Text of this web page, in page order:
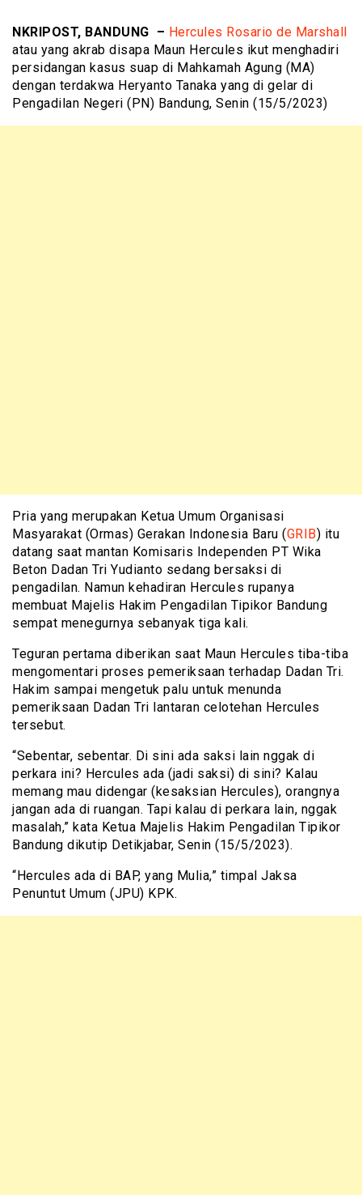
NKRIPOST, BANDUNG – Hercules Rosario de Marshall
atau yang akrab disapa Maun Hercules ikut menghadiri
persidangan kasus suap di Mahkamah Agung (MA)
dengan terdakwa Heryanto Tanaka yang di gelar di
Pengadilan Negeri (PN) Bandung, Senin (15/5/2023)
Pria yang merupakan Ketua Umum Organisasi
Masyarakat (Ormas) Gerakan Indonesia Baru (GRIB) itu
datang saat mantan Komisaris Independen PT Wika
Beton Dadan Tri Yudianto sedang bersaksi di
pengadilan. Namun kehadiran Hercules rupanya
membuat Majelis Hakim Pengadilan Tipikor Bandung
sempat menegurnya sebanyak tiga kali.
Teguran pertama diberikan saat Maun Hercules tiba-tiba
mengomentari proses pemeriksaan terhadap Dadan Tri.
Hakim sampai mengetuk palu untuk menunda
pemeriksaan Dadan Tri lantaran celotehan Hercules
tersebut.
“Sebentar, sebentar. Di sini ada saksi lain nggak di
perkara ini? Hercules ada (jadi saksi) di sini? Kalau
memang mau didengar (kesaksian Hercules), orangnya
jangan ada di ruangan. Tapi kalau di perkara lain, nggak
masalah,” kata Ketua Majelis Hakim Pengadilan Tipikor
Bandung dikutip Detikjabar, Senin (15/5/2023).
“Hercules ada di BAP, yang Mulia,” timpal Jaksa
Penuntut Umum (JPU) KPK.